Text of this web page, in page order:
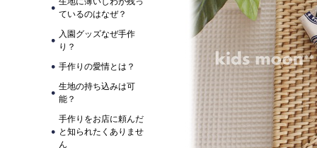
ているのはなぜ？
入園グッズなぜ手作
り？
手作りの愛情とは？
生地の持ち込みは可
能？
手作りをお店に頼んだ
と知られたくありませ
ん